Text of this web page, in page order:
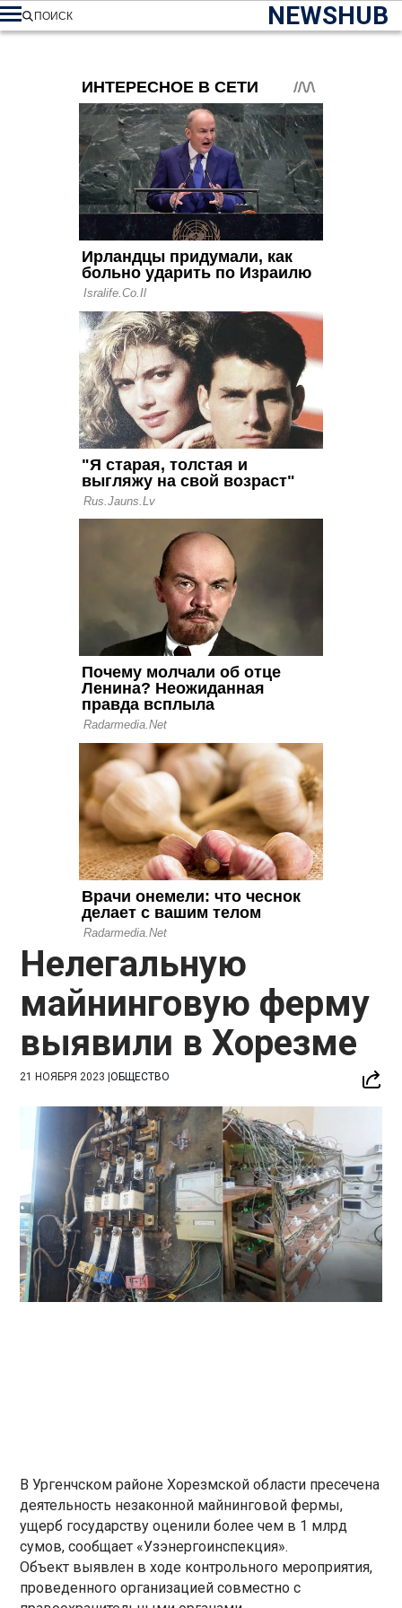
NEWSHUB
ПОИСК
Нелегальную
майнинговую ферму
выявили в Хорезме
21 НОЯБРЯ 2023 |ОБЩЕСТВО
В Ургенчском районе Хорезмской области пресечена
деятельность незаконной майнинговой фермы,
ущерб государству оценили более чем в 1 млрд
сумов, сообщает «Узэнергоинспекция».
Объект выявлен в ходе контрольного мероприятия,
проведенного организацией совместно с